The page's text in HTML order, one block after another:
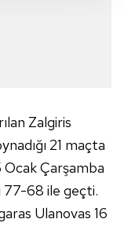
çeşitli kişisel
bilgi
daha işlevsel
yönelik
amaçlarıyla
Zalgiris
21 maçta
Ocak Çarşamba
77-68 ile geçti.
Ulanovas 16